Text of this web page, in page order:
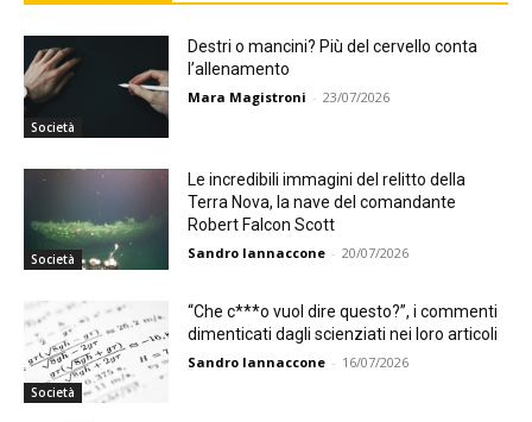
Società
Destri o mancini? Più del cervello conta
l’allenamento
Mara Magistroni - 23/07/2026
Società
Le incredibili immagini del relitto della
Terra Nova, la nave del comandante
Robert Falcon Scott
Sandro Iannaccone - 20/07/2026
Società
“Che c***o vuol dire questo?”, i commenti
dimenticati dagli scienziati nei loro articoli
Sandro Iannaccone - 16/07/2026